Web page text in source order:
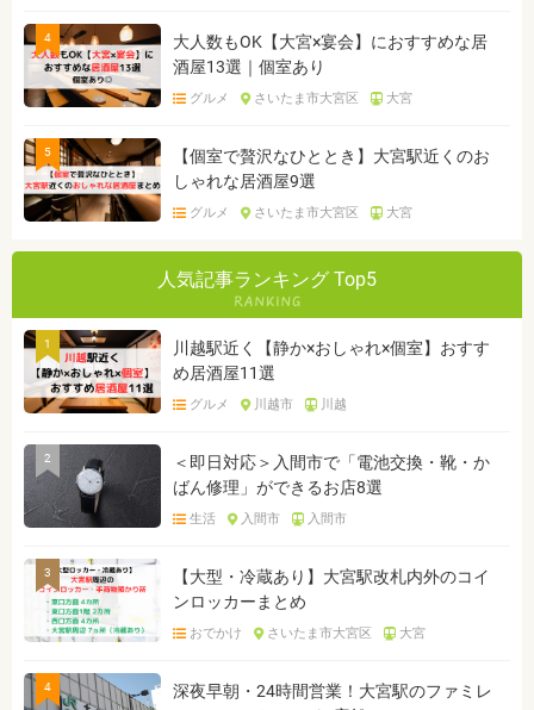
4
大人数もOK【大宮×宴会】におすすめな居
酒屋13選｜個室あり
グルメ さいたま市大宮区 大宮
5
【個室で贅沢なひととき】大宮駅近くのお
しゃれな居酒屋9選
グルメ さいたま市大宮区 大宮
人気記事ランキング Top5
1
川越駅近く【静か×おしゃれ×個室】おすす
め居酒屋11選
グルメ 川越市 川越
2
＜即日対応＞入間市で「電池交換・靴・か
ばん修理」ができるお店8選
生活 入間市 入間市
3
【大型・冷蔵あり】大宮駅改札内外のコイ
ンロッカーまとめ
おでかけ さいたま市大宮区 大宮
4
深夜早朝・24時間営業！大宮駅のファミレ